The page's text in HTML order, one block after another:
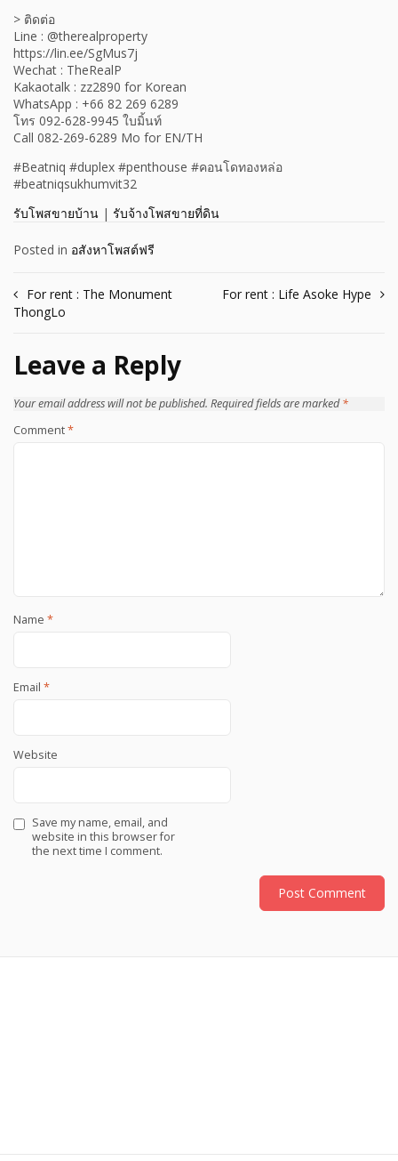
> ติดต่อ
Line : @therealproperty
https://lin.ee/SgMus7j
Wechat : TheRealP
Kakaotalk : zz2890 for Korean
WhatsApp : +66 82 269 6289
โทร 092-628-9945 ใบมิ้นท์
Call 082-269-6289 Mo for EN/TH
#Beatniq #duplex #penthouse #คอนโดทองหล่อ
#beatniqsukhumvit32
รับโพสขายบ้าน | รับจ้างโพสขายที่ดิน
Posted in อสังหาโพสต์ฟรี
Post
navigation
For rent : The Monument
ThongLo
For rent : Life Asoke Hype
Leave a Reply
Your email address will not be published. Required fields are marked*
Comment*
Name *
Email *
Website
Save my name, email, and
website in this browser for
the next time I comment.